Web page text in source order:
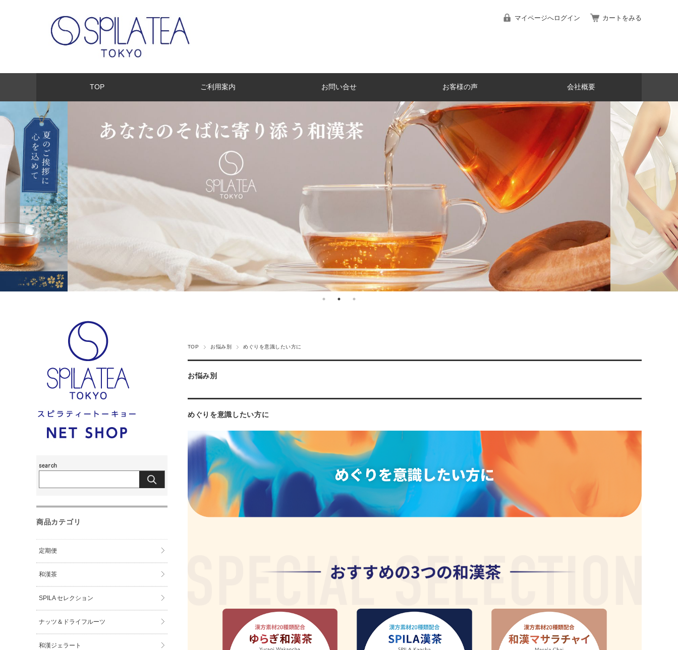
マイページへログイン カートをみる
TOP ご利用案内 お問い合せ お客様の声 会社概要
TOP お悩み別 めぐりを意識したい方に
お悩み別
めぐりを意識したい方に
商品カテゴリ
定期便
和漢茶
SPILA セレクション
ナッツ＆ドライフルーツ
和漢ジェラート